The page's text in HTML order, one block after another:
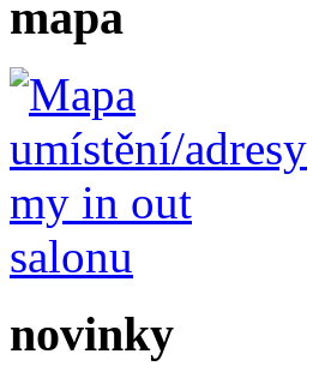
mapa
novinky